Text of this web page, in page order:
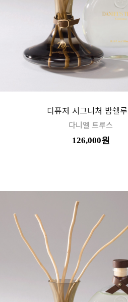
디퓨저 시그니처 밤쉘
다니엘 트루스
126,000